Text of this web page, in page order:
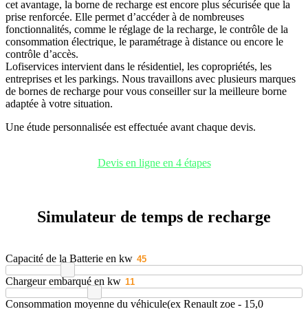
cet avantage, la borne de recharge est encore plus sécurisée que la
prise renforcée. Elle permet d’accéder à de nombreuses
fonctionnalités, comme le réglage de la recharge, le contrôle de la
consommation électrique, le paramétrage à distance ou encore le
contrôle d’accès.
Lofiservices intervient dans le résidentiel, les copropriétés, les
entreprises et les parkings. Nous travaillons avec plusieurs marques
de bornes de recharge pour vous conseiller sur la meilleure borne
adaptée à votre situation.
Une étude personnalisée est effectuée avant chaque devis.
Devis en ligne en 4 étapes
Simulateur de temps de recharge
Capacité de la Batterie en kw
Chargeur embarqué en kw
Consommation moyenne du véhicule(ex Renault zoe - 15,0